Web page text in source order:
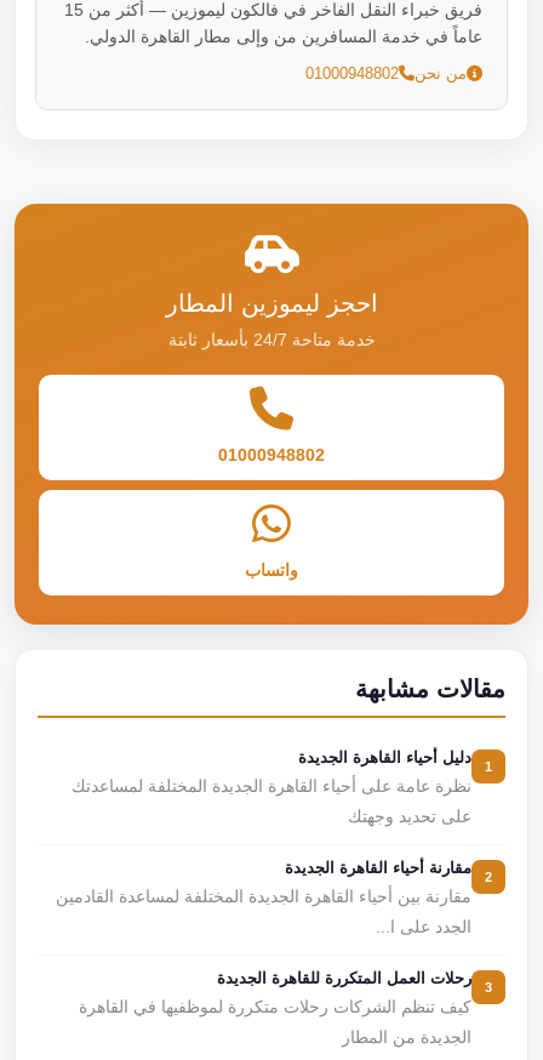
فريق خبراء النقل الفاخر في فالكون ليموزين — أكثر من 15
عاماً في خدمة المسافرين من وإلى مطار القاهرة الدولي.
من نحن 01000948802
احجز ليموزين المطار
خدمة متاحة 24/7 بأسعار ثابتة
01000948802
واتساب
مقالات مشابهة
دليل أحياء القاهرة الجديدة
نظرة عامة على أحياء القاهرة الجديدة المختلفة لمساعدتك
على تحديد وجهتك
مقارنة أحياء القاهرة الجديدة
مقارنة بين أحياء القاهرة الجديدة المختلفة لمساعدة القادمين
الجدد على ا...
رحلات العمل المتكررة للقاهرة الجديدة
كيف تنظم الشركات رحلات متكررة لموظفيها في القاهرة
الجديدة من المطار